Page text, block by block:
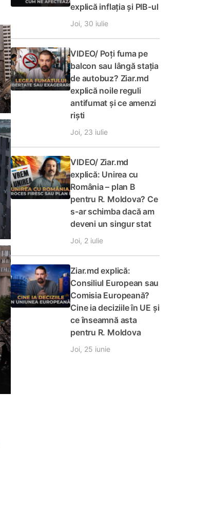
explică inflația și PIB-ul
Joi, 30 iulie
VIDEO/ Poți fuma pe
balcon sau lângă stația
de autobuz? Ziar.md
explică noile reguli
antifumat și ce amenzi
riști
Joi, 23 iulie
VIDEO/ Ziar.md
explică: Unirea cu
România – plan B
pentru R. Moldova? Ce
s-ar schimba dacă am
deveni un singur stat
Joi, 2 iulie
Ziar.md explică:
Consiliul European sau
Comisia Europeană?
Cine ia deciziile în UE și
ce înseamnă asta
pentru R. Moldova
Joi, 25 iunie